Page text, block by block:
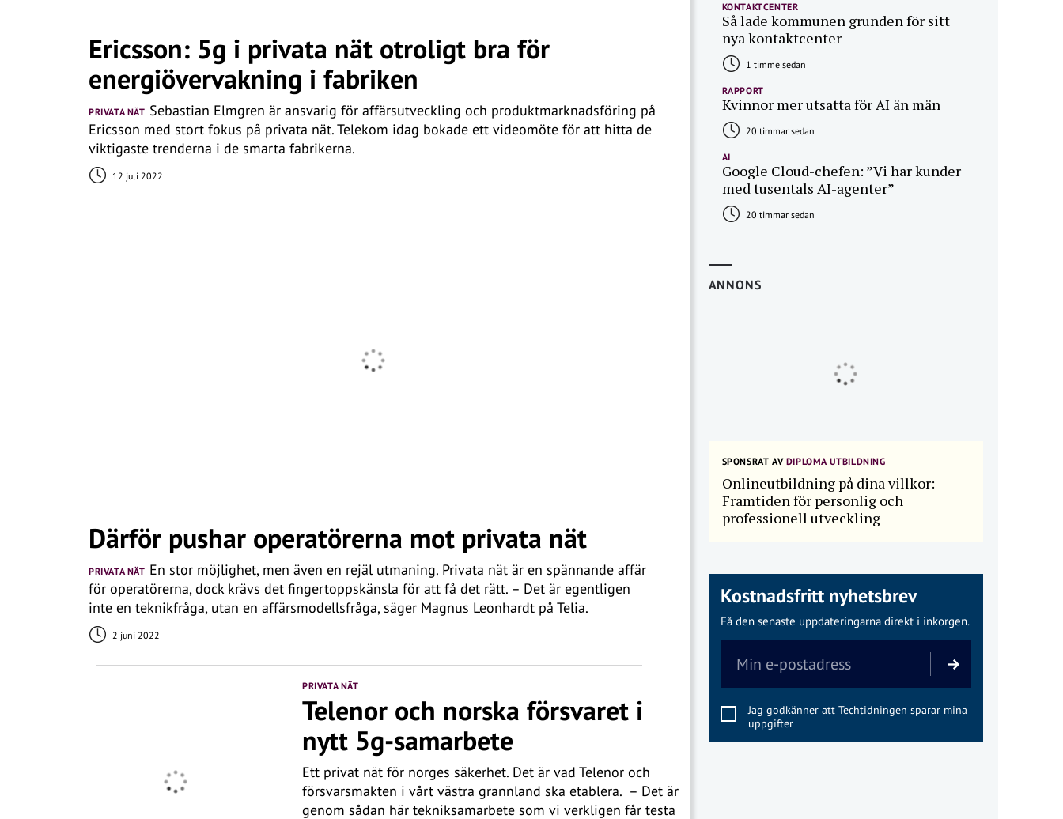
Ericsson: 5g i privata nät otroligt bra för
energiövervakning i fabriken
PRIVATA NÄT Sebastian Elmgren är ansvarig för affärsutveckling och produktmarknadsföring på
Ericsson med stort fokus på privata nät. Telekom idag bokade ett videomöte för att hitta de
viktigaste trenderna i de smarta fabrikerna.
12 juli 2022
Därför pushar operatörerna mot privata nät
PRIVATA NÄT En stor möjlighet, men även en rejäl utmaning. Privata nät är en spännande affär
för operatörerna, dock krävs det fingertoppskänsla för att få det rätt. – Det är egentligen
inte en teknikfråga, utan en affärsmodellsfråga, säger Magnus Leonhardt på Telia.
2 juni 2022
PRIVATA NÄT
Telenor och norska försvaret i
nytt 5g-samarbete
Ett privat nät för norges säkerhet. Det är vad Telenor och
försvarsmakten i vårt västra grannland ska etablera. – Det är
genom sådan här tekniksamarbete som vi verkligen får testa
KONTAKTCENTER
Så lade kommunen grunden för sitt
nya kontaktcenter
1 timme sedan
RAPPORT
Kvinnor mer utsatta för AI än män
20 timmar sedan
AI
Google Cloud-chefen: ”Vi har kunder
med tusentals AI-agenter”
20 timmar sedan
ANNONS
SPONSRAT AVDIPLOMA UTBILDNING
Onlineutbildning på dina villkor:
Framtiden för personlig och
professionell utveckling
Kostnadsfritt nyhetsbrev
Få den senaste uppdateringarna direkt i inkorgen.
Jag godkänner att Techtidningen sparar mina
uppgifter